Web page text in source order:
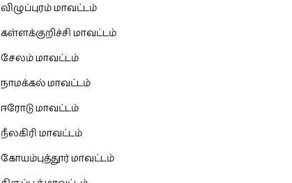
விழுப்புரம் மாவட்டம்
கள்ளக்குறிச்சி மாவட்டம்
சேலம் மாவட்டம்
நாமக்கல் மாவட்டம்
ஈரோடு மாவட்டம்
நீலகிரி மாவட்டம்
கோயம்புத்தூர் மாவட்டம்